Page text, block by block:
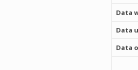
Data
Data
Data